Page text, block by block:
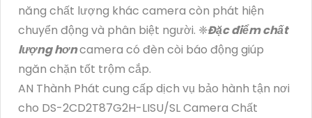
năng chất lượng khác camera còn phát hiện
chuyển động và phân biệt người. ❈Đặc điểm chất
lượng hơncamera có đèn còi báo động giúp
ngăn chặn tốt trộm cắp.
AN Thành Phát cung cấp dịch vụ bảo hành tận nơi
cho DS-2CD2T87G2H-LISU/SL Camera Chất